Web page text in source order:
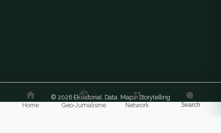
© 2026 Ekuatorial. Data. Maps. Storytelling
Home
Geo-Jurnalisme Network Search